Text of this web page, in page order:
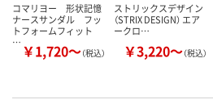
コマリヨー 形状記憶
ナースサンダル フッ
トフォームフィット
… ￥1,720～（税込）
ストリックスデザイン
（STRIX DESIGN） エア
ークロ…
￥3,220～（税込）